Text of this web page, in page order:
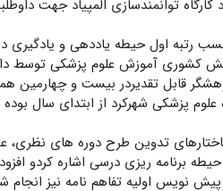
رتبه‌ اول حیطه‌ یاددهی و
کشوری آموزش علوم پزشکی توسط
قابل تقدیردر بیست و چهارمین
علوم پزشکی شهرکرد از ابتدای سال
تدوین طرح دوره های نظری،
برنامه ریزی درسی اشاره کردو
نویس اولیه تفاهم نامه نیز